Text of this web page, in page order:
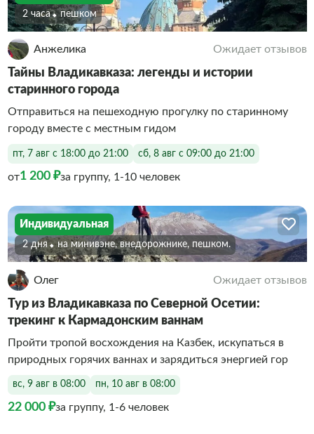
2 часа Пешком
Анжелика Ожидает отзывов
Тайны Владикавказа: легенды и истории
старинного города
Отправиться на пешеходную прогулку по старинному
городу вместе с местным гидом
пт, 7 авг с 18:00 до 21:00 сб, 8 авг с 09:00 до 21:00
от1 200 ₽за группу, 1-10 человек
Индивидуальная
2 дня На минивэне, внедорожнике, пешком.
Олег Ожидает отзывов
Тур из Владикавказа по Северной Осетии:
трекинг к Кармадонским ваннам
Пройти тропой восхождения на Казбек, искупаться в
природных горячих ваннах и зарядиться энергией гор
вс, 9 авг в 08:00 пн, 10 авг в 08:00
22 000 ₽за группу, 1-6 человек